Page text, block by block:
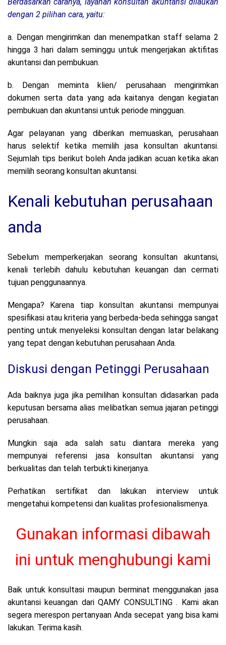
Berdasarkan caranya, layanan konsultan akuntansi dilaukan
dengan 2 pilihan cara, yaitu:
a. Dengan mengirimkan dan menempatkan staff selama 2
hingga 3 hari dalam seminggu untuk mengerjakan aktifitas
akuntansi dan pembukuan.
b. Dengan meminta klien/ perusahaan mengirimkan
dokumen serta data yang ada kaitanya dengan kegiatan
pembukuan dan akuntansi untuk periode mingguan.
Agar pelayanan yang diberikan memuaskan, perusahaan
harus selektif ketika memilih jasa konsultan akuntansi.
Sejumlah tips berikut boleh Anda jadikan acuan ketika akan
memilih seorang konsultan akuntansi.
Kenali kebutuhan perusahaan
anda
Sebelum memperkerjakan seorang konsultan akuntansi,
kenali terlebih dahulu kebutuhan keuangan dan cermati
tujuan penggunaannya.
Mengapa? Karena tiap konsultan akuntansi mempunyai
spesifikasi atau kriteria yang berbeda-beda sehingga sangat
penting untuk menyeleksi konsultan dengan latar belakang
yang tepat dengan kebutuhan perusahaan Anda.
Diskusi dengan Petinggi Perusahaan
Ada baiknya juga jika pemilihan konsultan didasarkan pada
keputusan bersama alias melibatkan semua jajaran petinggi
perusahaan.
Mungkin saja ada salah satu diantara mereka yang
mempunyai referensi jasa konsultan akuntansi yang
berkualitas dan telah terbukti kinerjanya.
Perhatikan sertifikat dan lakukan interview untuk
mengetahui kompetensi dan kualitas profesionalismenya.
Gunakan informasi dibawah
ini untuk menghubungi kami
Baik untuk konsultasi maupun berminat menggunakan jasa
akuntansi keuangan dari QAMY CONSULTING . Kami akan
segera merespon pertanyaan Anda secepat yang bisa kami
lakukan. Terima kasih.